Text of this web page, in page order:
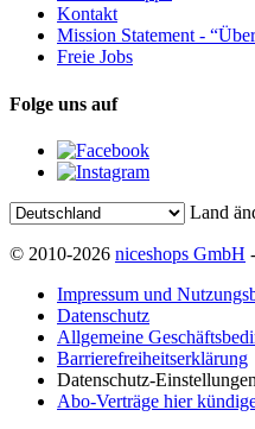
Kontakt
Mission Statement -
Freie Jobs
Folge uns auf
Land
© 2010-2026 niceshops GmbH
Impressum und
Datenschutz
Allgemeine
Barrierefreiheitserklärung
Datenschutz-Einstellungen
Abo-Verträge hier